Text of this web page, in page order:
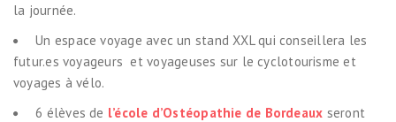
la journée.
Un espace voyage avec un stand XXL qui conseillera les
futur.es voyageurs et voyageuses sur le cyclotourisme et
voyages à vélo.
6 élèves de l’école d’Ostéopathie de Bordeaux seront